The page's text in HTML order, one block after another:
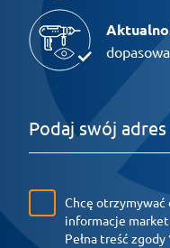
Chcę
informacje
Pełna treść zgody